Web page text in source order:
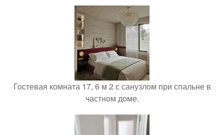
Гостевая комната 17, 6 м 2 с санузлом при спальне в
частном доме.